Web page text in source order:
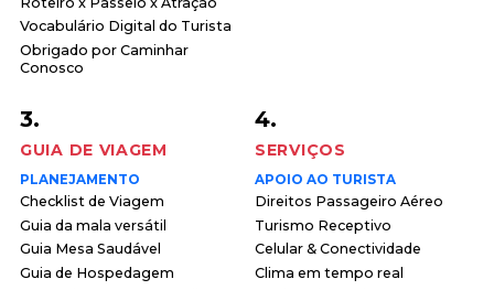
Vocabulário Digital do Turista
Obrigado por Caminhar
Conosco
3.
GUIA DE VIAGEM
PLANEJAMENTO
Checklist de Viagem
Guia da mala versátil
Guia Mesa Saudável
Guia de Hospedagem
4.
SERVIÇOS
APOIO AO TURISTA
Direitos Passageiro Aéreo
Turismo Receptivo
Celular & Conectividade
Clima em tempo real